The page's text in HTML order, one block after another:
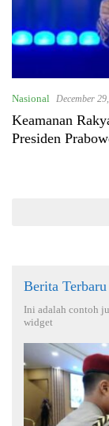
Nasional December
Keamanan
Presiden
Berita Terbaru
Ini adalah contoh
widget